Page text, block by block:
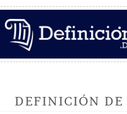
DEFINICIÓN DE